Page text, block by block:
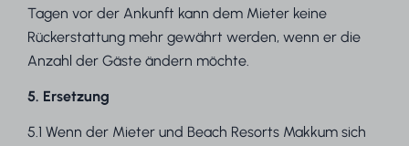
Tagen vor der Ankunft kann dem Mieter keine
Rückerstattung mehr gewährt werden, wenn er die
Anzahl der Gäste ändern möchte.
5. Ersetzung
5.1 Wenn der Mieter und Beach Resorts Makkum sich